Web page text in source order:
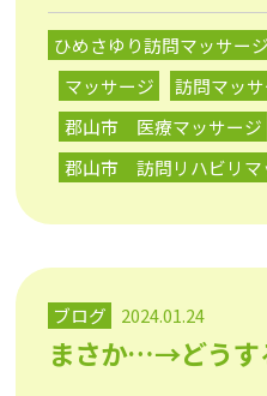
ひめさゆり訪問マッサージ
マッサージ
訪問マッ
郡山市 医療マッサージ
郡山市 訪問リハビリマ
ブログ 2024.01.24
まさか…→どうす